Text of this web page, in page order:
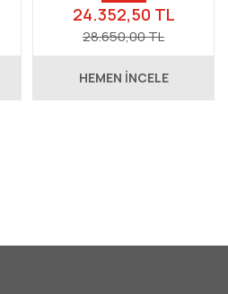
24.352,50 TL
28.650,00 TL
HEMEN İNCELE